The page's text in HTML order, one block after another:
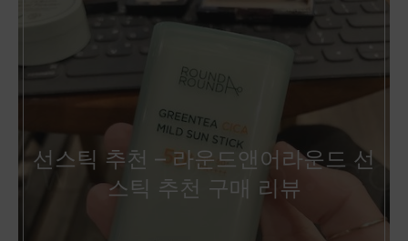
선스틱 추천 – 라운드앤어라운드 선
스틱 추천 구매 리뷰